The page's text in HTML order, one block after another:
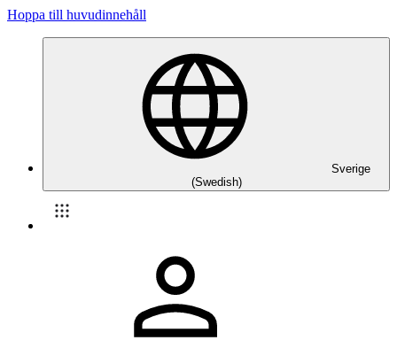
Hoppa till huvudinnehåll
Sverige
(Swedish)